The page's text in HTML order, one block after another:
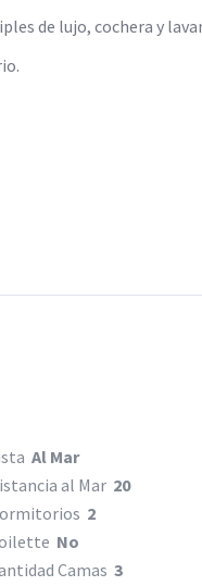
de lujo, cochera y
Al Mar
al Mar 20
2
No
Camas 3